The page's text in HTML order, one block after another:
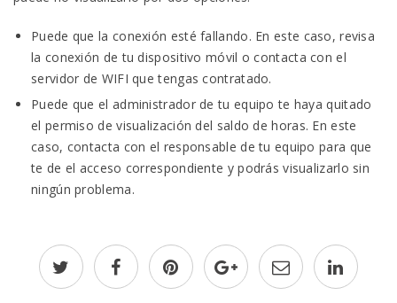
Puede que la conexión esté fallando. En este caso, revisa
la conexión de tu dispositivo móvil o contacta con el
servidor de WIFI que tengas contratado.
Puede que el administrador de tu equipo te haya quitado
el permiso de visualización del saldo de horas. En este
caso, contacta con el responsable de tu equipo para que
te de el acceso correspondiente y podrás visualizarlo sin
ningún problema.